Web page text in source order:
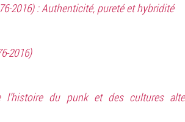
2016) : Authenticité, pureté et hybridité
2016)
l’histoire du punk et des cultures